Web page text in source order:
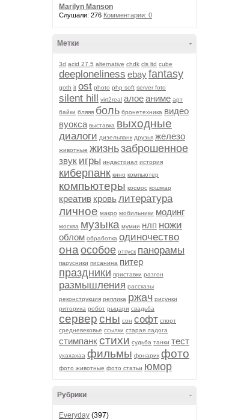
Marilyn Manson
Слушали: 276 Комментарии: 0
-
Метки
3d acid 27.5 alternative chdk cls ltd cube
deeploneliness ebayfantasy
goth it ost photo php soft server foto
silent hill virt2real алоеаниме арт
байки бляяя боль бронетехника видео
вуокса выставка выходные
диалоги дизельпанк друзья железо
животные жизньзаброшенное
звук игры индастриал история
киберпанк кино компьютер
компьютеры космос кошмар
креатив кровьлитература
личное макро мобильники модинг
москва музыка мумии нлп ножи
облом обработка одиночество
она особое отпуск панорамы
парусники писанина питер
праздники приставки разгон
размышления рассказы
реконструкция реплика ржач рисунки
риторика робот рыцари свадьба
серверсны сон софт спорт
средневековье ссылки старая ладога
стимпанкстихи судьба танки тест
ухахахаа фильмы фонарик фото
фото животные фото статьи юмор
-
Рубрики
Everyday (397)